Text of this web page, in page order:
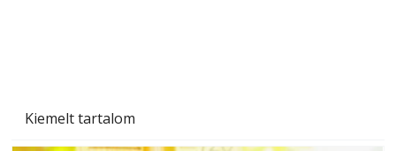
Kiemelt tartalom